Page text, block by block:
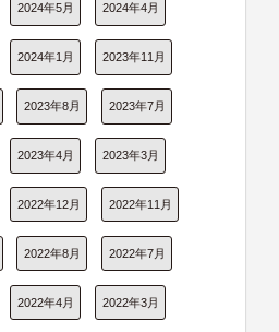
2024年5月 2024年4月
2024年1月 2023年11月
2023年8月 2023年7月
2023年4月 2023年3月
2022年12月 2022年11月
2022年8月 2022年7月
2022年4月 2022年3月